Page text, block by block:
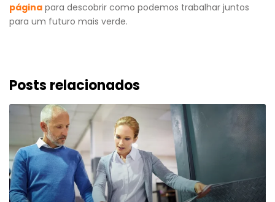
página para descobrir como podemos trabalhar juntos
para um futuro mais verde.
Posts relacionados